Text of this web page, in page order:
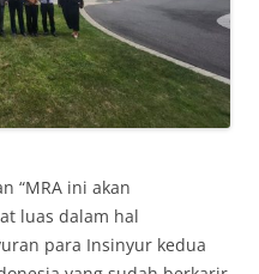
“MRA ini akan
luas dalam hal
para Insinyur kedua